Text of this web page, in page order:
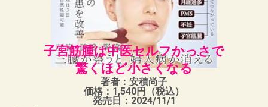
子宮筋腫は中医セルフかっさで
驚くほど小さくなる
著者：安積尚子
価格：1,540円
（税込）
発売日： 2024/11/1